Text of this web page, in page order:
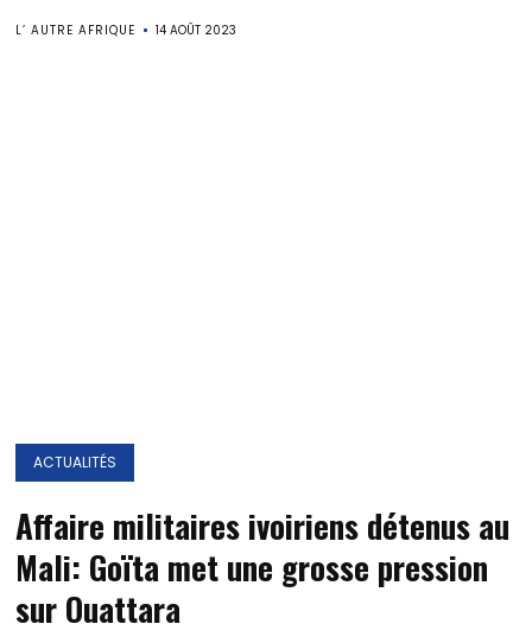
L’ AUTRE AFRIQUE 14 AOÛT 2023
ACTUALITÉS
Affaire militaires ivoiriens détenus au
Mali: Goïta met une grosse pression
sur Ouattara